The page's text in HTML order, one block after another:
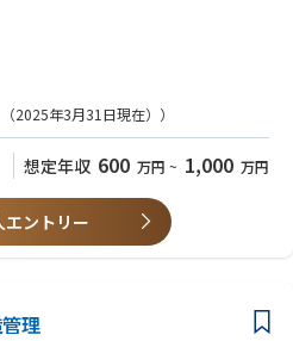
work/o_y.html
ja/business/metals/
レーム発生時の対応
佐
しくは松山工場)でのOJTトレーニング
のご経験
適応、順応していく力を持っている方
2025年3月31日現在））
想定年収 600 万円 ~ 1,000 万円
エントリー
理